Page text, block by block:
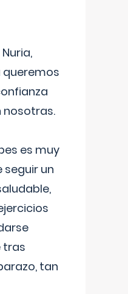
queremos
nosotras.
es muy
un
tras
tan